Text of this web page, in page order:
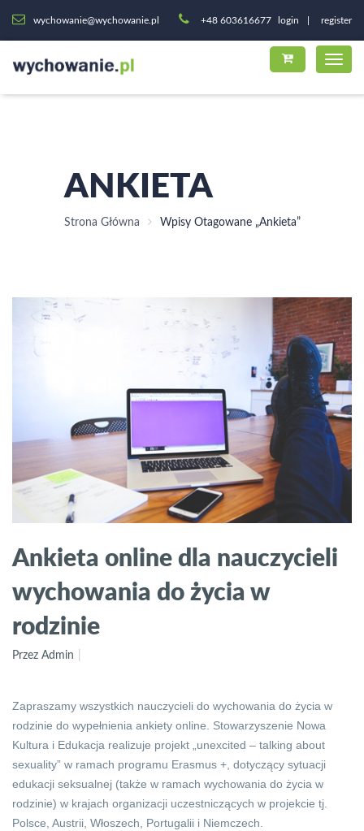
wychowanie@wychowanie.pl +48 603616677 login register
ANKIETA
Strona Główna Wpisy Otagowane „ankieta”
Ankieta online dla nauczycieli
wychowania do życia w
rodzinie
Przez Admin
Zapraszamy wszystkich nauczycieli do wychowania do życia w
rodzinie do wypełnienia ankiety online. Stowarzyszenie Nowa
Kultura i Edukacja realizuje projekt „unexcited – talking about
sexuality” w ramach programu Erasmus +, dotyczący sytuacji
edukacji seksualnej (także w ramach wychowania do życia w
rodzinie) w krajach organizacji uczestniczących w projekcie tj.
Polsce, Austrii, Włoszech, Portugalii i Niemczech.